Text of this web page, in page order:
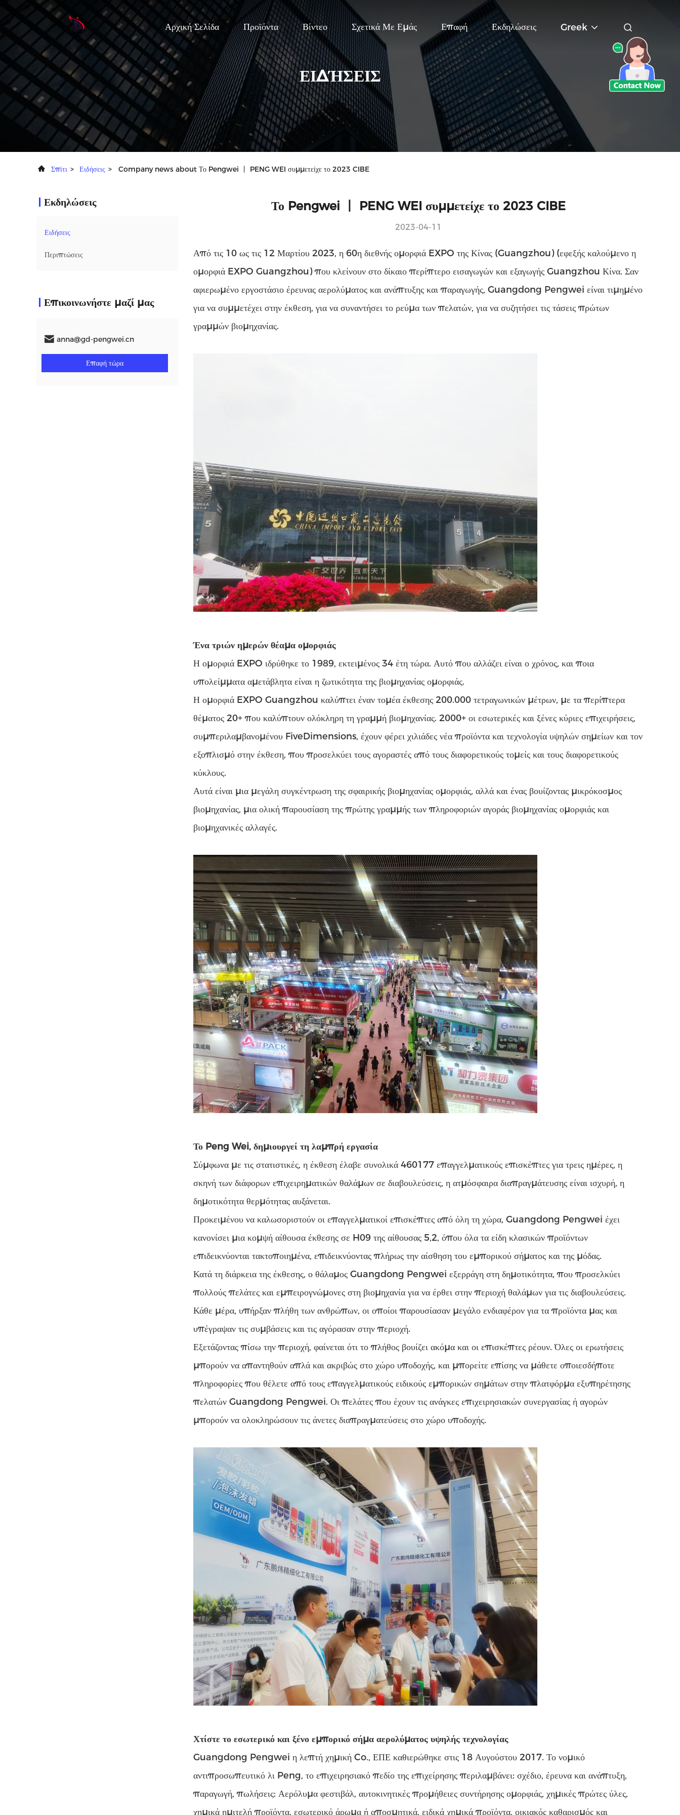
Αρχική Σελίδα Προϊόντα Βίντεο Σχετικά Με Εμάς Επαφή Εκδηλώσεις Greek
ΕΙΔΉΣΕΙΣ
Σπίτι > Ειδήσεις > Company news about Το Pengwei 丨 PENG WEI συμμετείχε το 2023 CIBE
Εκδηλώσεις
Ειδήσεις
Περιπτώσεις
Επικοινωνήστε μαζί μας
anna@gd-pengwei.cn
Επαφή τώρα
Το Pengwei 丨 PENG WEI συμμετείχε το 2023 CIBE
2023-04-11
Από τις 10 ως τις 12 Μαρτίου 2023, η 60η διεθνής ομορφιά EXPO της Κίνας (Guangzhou) (εφεξής καλούμενο η
ομορφιά EXPO Guangzhou) που κλείνουν στο δίκαιο περίπτερο εισαγωγών και εξαγωγής Guangzhou Κίνα. Σαν
αφιερωμένο εργοστάσιο έρευνας αερολύματος και ανάπτυξης και παραγωγής, Guangdong Pengwei είναι τιμημένο
για να συμμετέχει στην έκθεση, για να συναντήσει το ρεύμα των πελατών, για να συζητήσει τις τάσεις πρώτων
γραμμών βιομηχανίας.
Ένα τριών ημερών θέαμα ομορφιάς
Η ομορφιά EXPO ιδρύθηκε το 1989, εκτειμένος 34 έτη τώρα. Αυτό που αλλάζει είναι ο χρόνος, και ποια
υπολείμματα αμετάβλητα είναι η ζωτικότητα της βιομηχανίας ομορφιάς.
Η ομορφιά EXPO Guangzhou καλύπτει έναν τομέα έκθεσης 200.000 τετραγωνικών μέτρων, με τα περίπτερα
θέματος 20+ που καλύπτουν ολόκληρη τη γραμμή βιομηχανίας. 2000+ οι εσωτερικές και ξένες κύριες επιχειρήσεις,
συμπεριλαμβανομένου FiveDimensions, έχουν φέρει χιλιάδες νέα προϊόντα και τεχνολογία υψηλών σημείων και τον
εξοπλισμό στην έκθεση, που προσελκύει τους αγοραστές από τους διαφορετικούς τομείς και τους διαφορετικούς
κύκλους.
Αυτά είναι μια μεγάλη συγκέντρωση της σφαιρικής βιομηχανίας ομορφιάς, αλλά και ένας βουίζοντας μικρόκοσμος
βιομηχανίας, μια ολική παρουσίαση της πρώτης γραμμής των πληροφοριών αγοράς βιομηχανίας ομορφιάς και
βιομηχανικές αλλαγές.
Το Peng Wei, δημιουργεί τη λαμπρή εργασία
Σύμφωνα με τις στατιστικές, η έκθεση έλαβε συνολικά 460177 επαγγελματικούς επισκέπτες για τρεις ημέρες, η
σκηνή των διάφορων επιχειρηματικών θαλάμων σε διαβουλεύσεις, η ατμόσφαιρα διαπραγμάτευσης είναι ισχυρή, η
δημοτικότητα θερμότητας αυξάνεται.
Προκειμένου να καλωσοριστούν οι επαγγελματικοί επισκέπτες από όλη τη χώρα, Guangdong Pengwei έχει
κανονίσει μια κομψή αίθουσα έκθεσης σε H09 της αίθουσας 5,2, όπου όλα τα είδη κλασικών προϊόντων
επιδεικνύονται τακτοποιημένα, επιδεικνύοντας πλήρως την αίσθηση του εμπορικού σήματος και της μόδας.
Κατά τη διάρκεια της έκθεσης, ο θάλαμος Guangdong Pengwei εξερράγη στη δημοτικότητα, που προσελκύει
πολλούς πελάτες και εμπειρογνώμονες στη βιομηχανία για να έρθει στην περιοχή θαλάμων για τις διαβουλεύσεις.
Κάθε μέρα, υπήρξαν πλήθη των ανθρώπων, οι οποίοι παρουσίασαν μεγάλο ενδιαφέρον για τα προϊόντα μας και
υπέγραψαν τις συμβάσεις και τις αγόρασαν στην περιοχή.
Εξετάζοντας πίσω την περιοχή, φαίνεται ότι το πλήθος βουίζει ακόμα και οι επισκέπτες ρέουν. Όλες οι ερωτήσεις
μπορούν να απαντηθούν απλά και ακριβώς στο χώρο υποδοχής, και μπορείτε επίσης να μάθετε οποιεσδήποτε
πληροφορίες που θέλετε από τους επαγγελματικούς ειδικούς εμπορικών σημάτων στην πλατφόρμα εξυπηρέτησης
πελατών Guangdong Pengwei. Οι πελάτες που έχουν τις ανάγκες επιχειρησιακών συνεργασίας ή αγορών
μπορούν να ολοκληρώσουν τις άνετες διαπραγματεύσεις στο χώρο υποδοχής.
Χτίστε το εσωτερικό και ξένο εμπορικό σήμα αερολύματος υψηλής τεχνολογίας
Guangdong Pengwei η λεπτή χημική Co., ΕΠΕ καθιερώθηκε στις 18 Αυγούστου 2017. Το νομικό
αντιπροσωπευτικό λι Peng, το επιχειρησιακό πεδίο της επιχείρησης περιλαμβάνει: σχέδιο, έρευνα και ανάπτυξη,
παραγωγή, πωλήσεις: Αερόλυμα φεστιβάλ, αυτοκινητικές προμήθειες συντήρησης ομορφιάς, χημικές πρώτες ύλες,
χημικά ημιτελή προϊόντα, εσωτερικό άρωμα ή αποσμητικά, ειδικά χημικά προϊόντα, οικιακός καθαρισμός και